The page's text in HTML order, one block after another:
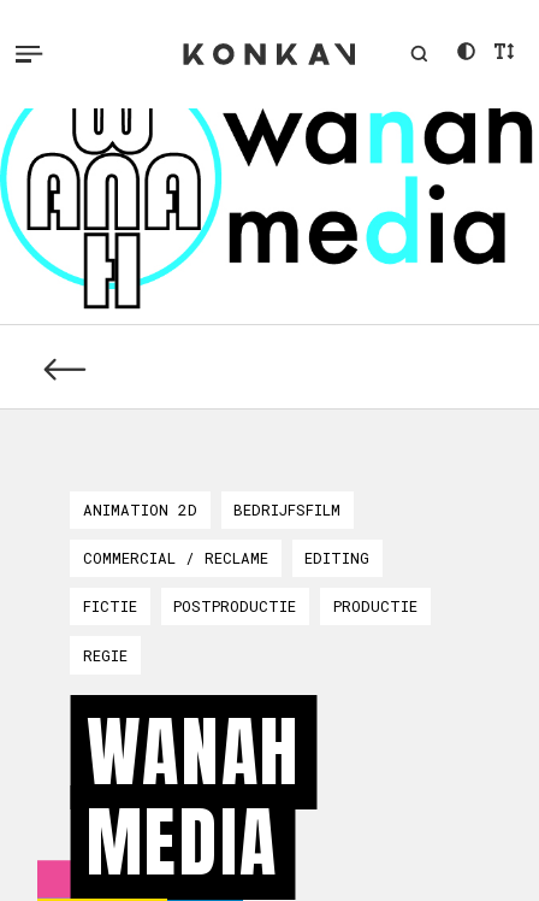
ANIMATION 2D BEDRIJFSFILM
COMMERCIAL / RECLAME EDITING
FICTIE POSTPRODUCTIE PRODUCTIE
REGIE
WANAH
MEDIA